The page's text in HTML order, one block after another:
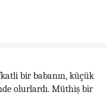
bir babanın, küçük
olurlardı. Müthiş bir